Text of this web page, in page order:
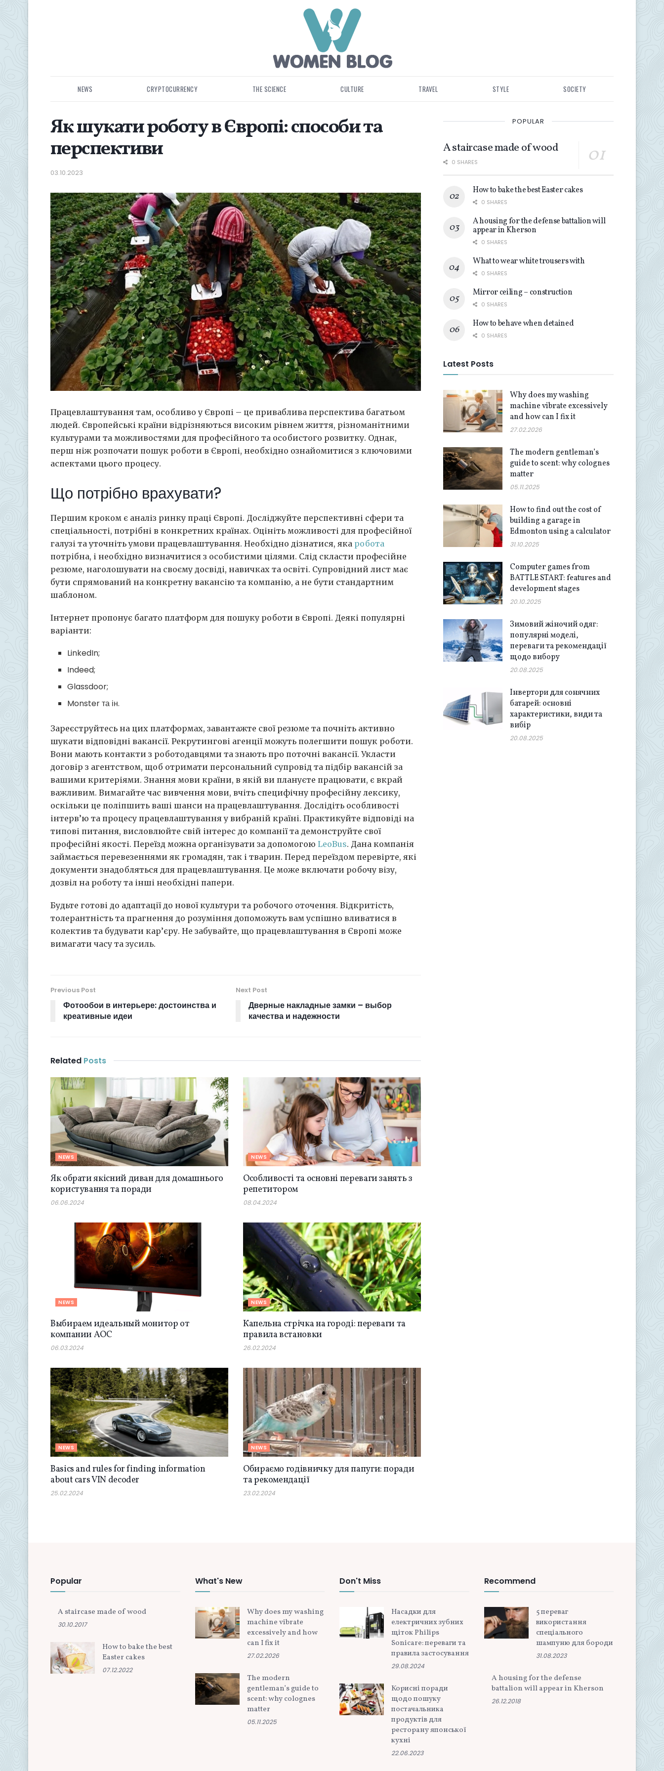
NEWS CRYPTOCURRENCY THE SCIENCE CULTURE TRAVEL STYLE SOCIETY
Як шукати роботу в Європі: способи та
перспективи
03.10.2023
Працевлаштування там, особливо у Європі – це приваблива перспектива багатьом
людей. Європейські країни відрізняються високим рівнем життя, різноманітними
культурами та можливостями для професійного та особистого розвитку. Однак,
перш ніж розпочати пошук роботи в Європі, необхідно ознайомитися з ключовими
аспектами цього процесу.
Що потрібно врахувати?
Першим кроком є аналіз ринку праці Європі. Досліджуйте перспективні сфери та
спеціальності, потрібні в конкретних країнах. Оцініть можливості для професійної
галузі та уточніть умови працевлаштування. Необхідно дізнатися, яка робота
потрібна, і необхідно визначитися з особистими цілями. Слід скласти професійне
резюме, наголошувати на своєму досвіді, навичках та освіті. Супровідний лист має
бути спрямований на конкретну вакансію та компанію, а не бути стандартним
шаблоном.
Інтернет пропонує багато платформ для пошуку роботи в Європі. Деякі популярні
варіанти:
LinkedIn;
Indeed;
Glassdoor;
Monster та ін.
Зареєструйтесь на цих платформах, завантажте свої резюме та почніть активно
шукати відповідні вакансії. Рекрутингові агенції можуть полегшити пошук роботи.
Вони мають контакти з роботодавцями та знають про поточні вакансії. Укласти
договір з агентством, щоб отримати персональний супровід та підбір вакансій за
вашими критеріями. Знання мови країни, в якій ви плануєте працювати, є вкрай
важливим. Вимагайте час вивчення мови, вчіть специфічну професійну лексику,
оскільки це поліпшить ваші шанси на працевлаштування. Дослідіть особливості
інтерв’ю та процесу працевлаштування у вибраній країні. Практикуйте відповіді на
типові питання, висловлюйте свій інтерес до компанії та демонструйте свої
професійні якості. Переїзд можна організувати за допомогою LeoBus. Дана компанія
займається перевезеннями як громадян, так і тварин. Перед переїздом перевірте, які
документи знадобляться для працевлаштування. Це може включати робочу візу,
дозвіл на роботу та інші необхідні папери.
Будьте готові до адаптації до нової культури та робочого оточення. Відкритість,
толерантність та прагнення до розуміння допоможуть вам успішно вливатися в
колектив та будувати кар’єру. Не забувайте, що працевлаштування в Європі може
вимагати часу та зусиль.
Previous Post
Фотообои в интерьере: достоинства и
креативные идеи
Next Post
Дверные накладные замки – выбор
качества и надежности
Related Posts
NEWS
Як обрати якісний диван для домашнього
користування та поради
06.06.2024
NEWS
Особливості та основні переваги занять з
репетитором
08.04.2024
NEWS
Выбираем идеальный монитор от
компании AOC
06.03.2024
NEWS
Капельна стрічка на городі: переваги та
правила встановки
26.02.2024
NEWS
Basics and rules for finding information
about cars VIN decoder
25.02.2024
NEWS
Обираємо годівничку для папуги: поради
та рекомендації
23.02.2024
POPULAR
A staircase made of wood
0 SHARES
How to bake the best Easter cakes
0 SHARES
A housing for the defense battalion will
appear in Kherson
0 SHARES
What to wear white trousers with
0 SHARES
Mirror ceiling – construction
0 SHARES
How to behave when detained
0 SHARES
Latest Posts
Why does my washing
machine vibrate excessively
and how can I fix it
27.02.2026
The modern gentleman’s
guide to scent: why colognes
matter
05.11.2025
How to find out the cost of
building a garage in
Edmonton using a calculator
31.10.2025
Computer games from
BATTLE START: features and
development stages
20.10.2025
Зимовий жіночий одяг:
популярні моделі,
переваги та рекомендації
щодо вибору
20.08.2025
Інвертори для сонячних
батарей: основні
характеристики, види та
вибір
20.08.2025
Popular
A staircase made of wood
30.10.2017
How to bake the best
Easter cakes
07.12.2022
What's New
Why does my washing
machine vibrate
excessively and how
can I fix it
27.02.2026
The modern
gentleman’s guide to
scent: why colognes
matter
05.11.2025
Don't Miss
Насадки для
електричних зубних
щіток Philips
Sonicare: переваги та
правила застосування
29.08.2024
Корисні поради
щодо пошуку
постачальника
продуктів для
ресторану японської
кухні
22.06.2023
Recommend
5 переваг
використання
спеціального
шампуню для бороди
31.08.2023
A housing for the defense
battalion will appear in Kherson
26.12.2018